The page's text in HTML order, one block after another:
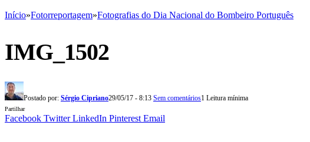
Início»Fotorreportagem»Fotografias do Dia Nacional do Bombeiro Português
IMG_1502
Postado por: Sérgio Cipriano29/05/17 - 8:13 Sem comentários1 Leitura mínima
Partilhar
Facebook Twitter LinkedIn Pinterest Email